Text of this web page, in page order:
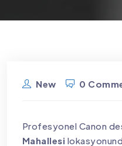
New 0
Profesyonel Canon
Mahallesi